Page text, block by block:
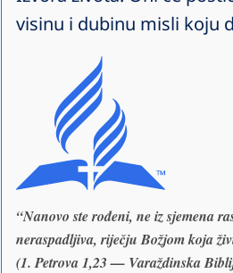
visinu i dubinu misli koju
“Nanovo ste rođeni, ne iz sjemena
neraspadljiva, riječju Božjom koja
(1. Petrova 1,23 — Varaždinska